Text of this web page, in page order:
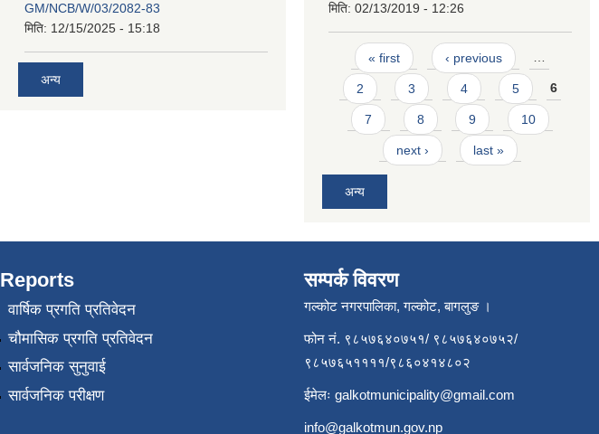
GM/NCB/W/03/2082-83
मिति: 12/15/2025 - 15:18
अन्य
मिति: 02/13/2019 - 12:26
Pages
« first ‹ previous …
2 3 4 5 6
7 8 9 10
next › last »
अन्य
Reports
वार्षिक प्रगति प्रतिवेदन
चौमासिक प्रगति प्रतिवेदन
सार्वजनिक सुनुवाई
सार्वजनिक परीक्षण
सम्पर्क विवरण
गल्कोट नगरपालिका, गल्कोट, बागलुङ ।
फोन नं. ९८५७६४०७५१/ ९८५७६४०७५२/
९८५७६५११११/९८६०४१४८०२
ईमेलः galkotmunicipality@gmail.com
info@galkotmun.gov.np